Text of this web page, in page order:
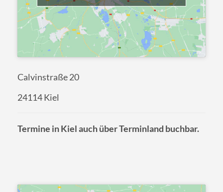
Calvinstraße 20
24114 Kiel
Termine in Kiel auch über Terminland buchbar.